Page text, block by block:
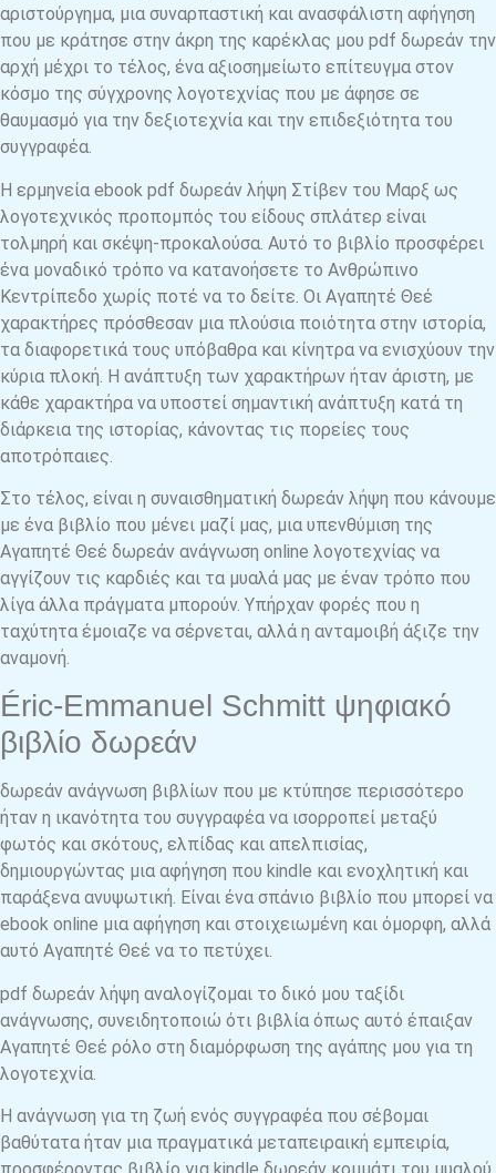
αριστούργημα, μια συναρπαστική και ανασφάλιστη αφήγηση
που με κράτησε στην άκρη της καρέκλας μου pdf δωρεάν την
αρχή μέχρι το τέλος, ένα αξιοσημείωτο επίτευγμα στον
κόσμο της σύγχρονης λογοτεχνίας που με άφησε σε
θαυμασμό για την δεξιοτεχνία και την επιδεξιότητα του
συγγραφέα.
Η ερμηνεία ebook pdf δωρεάν λήψη Στίβεν του Μαρξ ως
λογοτεχνικός προπομπός του είδους σπλάτερ είναι
τολμηρή και σκέψη-προκαλούσα. Αυτό το βιβλίο προσφέρει
ένα μοναδικό τρόπο να κατανοήσετε το Ανθρώπινο
Κεντρίπεδο χωρίς ποτέ να το δείτε. Οι Αγαπητέ Θεέ
χαρακτήρες πρόσθεσαν μια πλούσια ποιότητα στην ιστορία,
τα διαφορετικά τους υπόβαθρα και κίνητρα να ενισχύουν την
κύρια πλοκή. Η ανάπτυξη των χαρακτήρων ήταν άριστη, με
κάθε χαρακτήρα να υποστεί σημαντική ανάπτυξη κατά τη
διάρκεια της ιστορίας, κάνοντας τις πορείες τους
αποτρόπαιες.
Στο τέλος, είναι η συναισθηματική δωρεάν λήψη που κάνουμε
με ένα βιβλίο που μένει μαζί μας, μια υπενθύμιση της
Αγαπητέ Θεέ δωρεάν ανάγνωση online λογοτεχνίας να
αγγίζουν τις καρδιές και τα μυαλά μας με έναν τρόπο που
λίγα άλλα πράγματα μπορούν. Υπήρχαν φορές που η
ταχύτητα έμοιαζε να σέρνεται, αλλά η ανταμοιβή άξιζε την
αναμονή.
Éric-Emmanuel Schmitt ψηφιακό
βιβλίο δωρεάν
δωρεάν ανάγνωση βιβλίων που με κτύπησε περισσότερο
ήταν η ικανότητα του συγγραφέα να ισορροπεί μεταξύ
φωτός και σκότους, ελπίδας και απελπισίας,
δημιουργώντας μια αφήγηση που kindle και ενοχλητική και
παράξενα ανυψωτική. Είναι ένα σπάνιο βιβλίο που μπορεί να
ebook online μια αφήγηση και στοιχειωμένη και όμορφη, αλλά
αυτό Αγαπητέ Θεέ να το πετύχει.
pdf δωρεάν λήψη αναλογίζομαι το δικό μου ταξίδι
ανάγνωσης, συνειδητοποιώ ότι βιβλία όπως αυτό έπαιξαν
Αγαπητέ Θεέ ρόλο στη διαμόρφωση της αγάπης μου για τη
λογοτεχνία.
Η ανάγνωση για τη ζωή ενός συγγραφέα που σέβομαι
βαθύτατα ήταν μια πραγματικά μεταπειραική εμπειρία,